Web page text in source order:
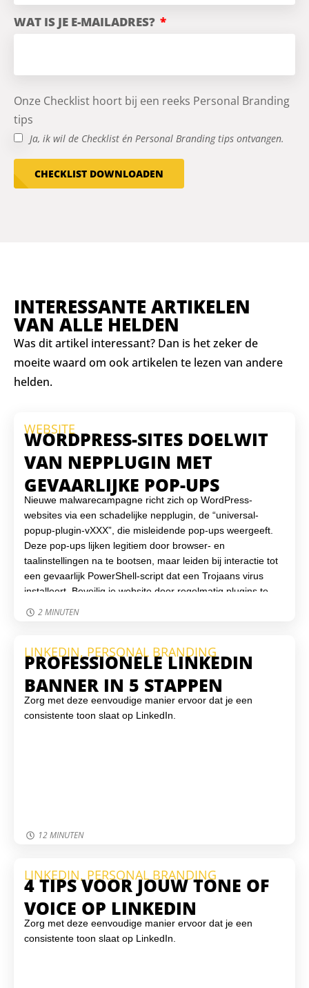
WAT IS JE E-MAILADRES?
Onze Checklist hoort bij een reeks Personal Branding
tips
Ja, ik wil de Checklist én Personal Branding tips ontvangen.
CHECKLIST DOWNLOADEN
INTERESSANTE ARTIKELEN
VAN ALLE HELDEN
Was dit artikel interessant? Dan is het zeker de
moeite waard om ook artikelen te lezen van andere
helden.
WEBSITE
WORDPRESS-SITES DOELWIT
VAN NEPPLUGIN MET
GEVAARLIJKE POP-UPS
Nieuwe malwarecampagne richt zich op WordPress-
websites via een schadelijke nepplugin, de “universal-
popup-plugin-vXXX”, die misleidende pop-ups weergeeft.
Deze pop-ups lijken legitiem door browser- en
taalinstellingen na te bootsen, maar leiden bij interactie tot
een gevaarlijk PowerShell-script dat een Trojaans virus
installeert. Beveilig je website door regelmatig plugins te
controleren, een monitoring-tool in te stellen en sterke
beschermd te houden tegen online bedreigingen.
2 MINUTEN
LINKEDIN, PERSONAL BRANDING
PROFESSIONELE LINKEDIN
BANNER IN 5 STAPPEN
Zorg met deze eenvoudige manier ervoor dat je een
consistente toon slaat op LinkedIn.
12 MINUTEN
LINKEDIN, PERSONAL BRANDING
4 TIPS VOOR JOUW TONE OF
VOICE OP LINKEDIN
Zorg met deze eenvoudige manier ervoor dat je een
consistente toon slaat op LinkedIn.